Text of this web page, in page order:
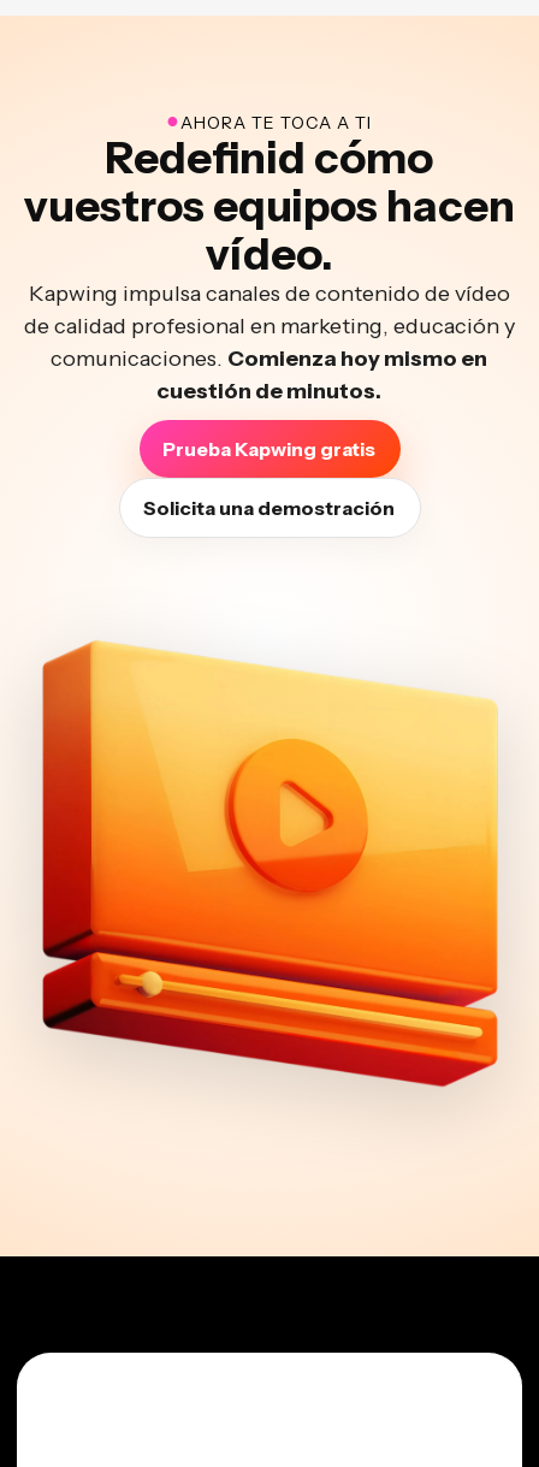
●AHORA TE TOCA A TI
Redefinid cómo
vuestros equipos hacen
vídeo.
Kapwing impulsa canales de contenido de vídeo
de calidad profesional en marketing, educación y
comunicaciones. Comienza hoy mismo en
cuestión de minutos.
Prueba Kapwing gratis
Solicita una demostración